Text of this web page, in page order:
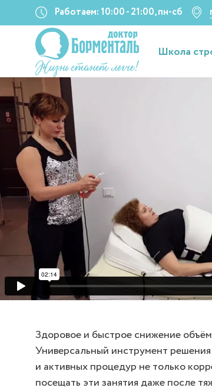
Работаем: 10:00 - 21:00, пн-сб
Школа
Здоровое и быстрое снижение
Универсальный инструмент
и активных процедур не только
посещать эти занятия даже после